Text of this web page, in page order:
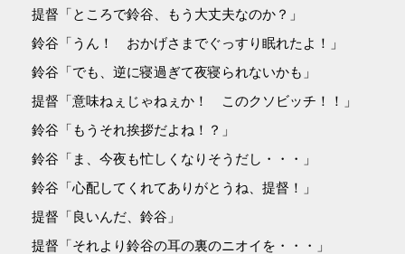
提督「ところで鈴谷、もう大丈夫なのか？」
鈴谷「うん！ おかげさまでぐっすり眠れたよ！」
鈴谷「でも、逆に寝過ぎて夜寝られないかも」
提督「意味ねぇじゃねぇか！ このクソビッチ！！」
鈴谷「もうそれ挨拶だよね！？」
鈴谷「ま、今夜も忙しくなりそうだし・・・」
鈴谷「心配してくれてありがとうね、提督！」
提督「良いんだ、鈴谷」
提督「それより鈴谷の耳の裏のニオイを・・・」